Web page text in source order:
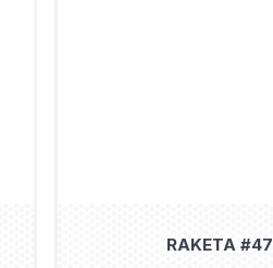
RAKETA #47